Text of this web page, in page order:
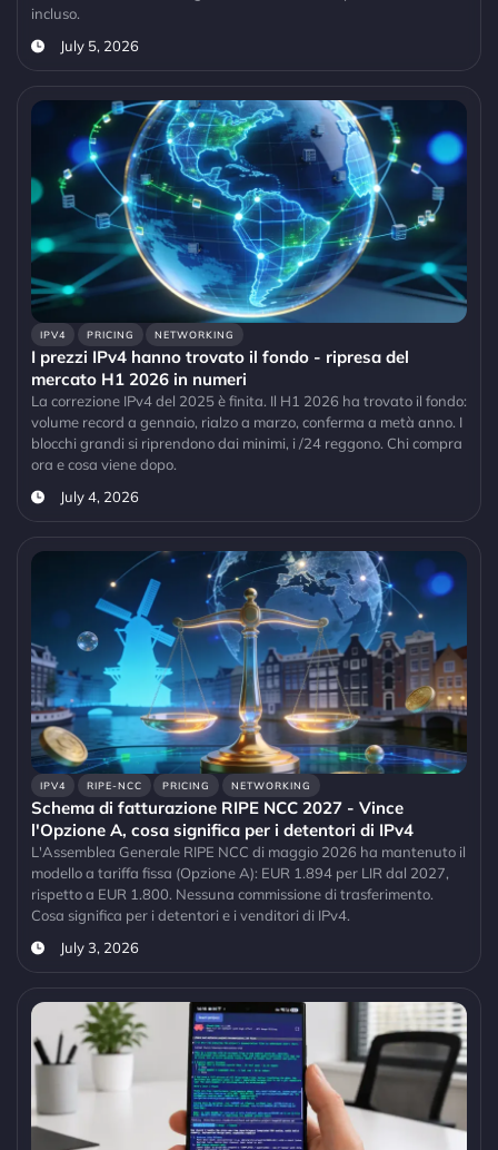
incluso.
July 5, 2026
IPV4 PRICING NETWORKING
I prezzi IPv4 hanno trovato il fondo - ripresa del
mercato H1 2026 in numeri
La correzione IPv4 del 2025 è finita. Il H1 2026 ha trovato il fondo:
volume record a gennaio, rialzo a marzo, conferma a metà anno. I
blocchi grandi si riprendono dai minimi, i /24 reggono. Chi compra
ora e cosa viene dopo.
July 4, 2026
IPV4 RIPE-NCC PRICING NETWORKING
Schema di fatturazione RIPE NCC 2027 - Vince
l'Opzione A, cosa significa per i detentori di IPv4
L'Assemblea Generale RIPE NCC di maggio 2026 ha mantenuto il
modello a tariffa fissa (Opzione A): EUR 1.894 per LIR dal 2027,
rispetto a EUR 1.800. Nessuna commissione di trasferimento.
Cosa significa per i detentori e i venditori di IPv4.
July 3, 2026